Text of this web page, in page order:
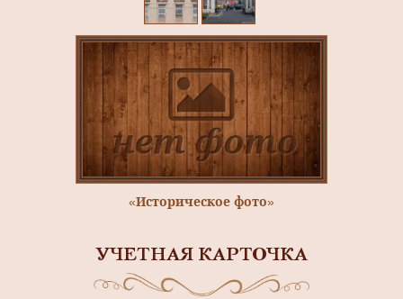
«Историческое фото»
УЧЕТНАЯ КАРТОЧКА